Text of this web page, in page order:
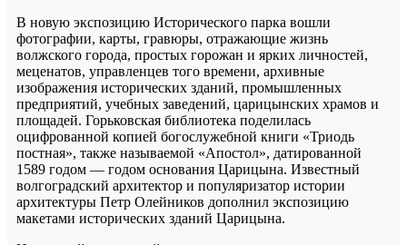
В новую экспозицию Исторического парка вошли
фотографии, карты, гравюры, отражающие жизнь
волжского города, простых горожан и ярких личностей,
меценатов, управленцев того времени, архивные
изображения исторических зданий, промышленных
предприятий, учебных заведений, царицынских храмов и
площадей. Горьковская библиотека поделилась
оцифрованной копией богослужебной книги «Триодь
постная», также называемой «Апостол», датированной
1589 годом — годом основания Царицына. Известный
волгоградский архитектор и популяризатор истории
архитектуры Петр Олейников дополнил экспозицию
макетами исторических зданий Царицына.